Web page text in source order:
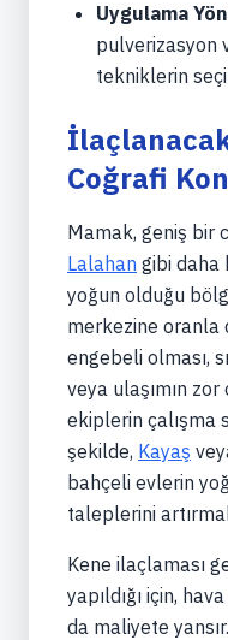
Uygulama
pulverizasyon
tekniklerin
İlaçlanacak
Coğrafi
Mamak, geniş bir
Lalahan gibi daha
yoğun olduğu
merkezine oranla
engebeli olması,
veya ulaşımın
ekiplerin çalışma
şekilde, Kayaş
bahçeli evlerin
taleplerini
Kene ilaçlaması
yapıldığı için,
da maliyete